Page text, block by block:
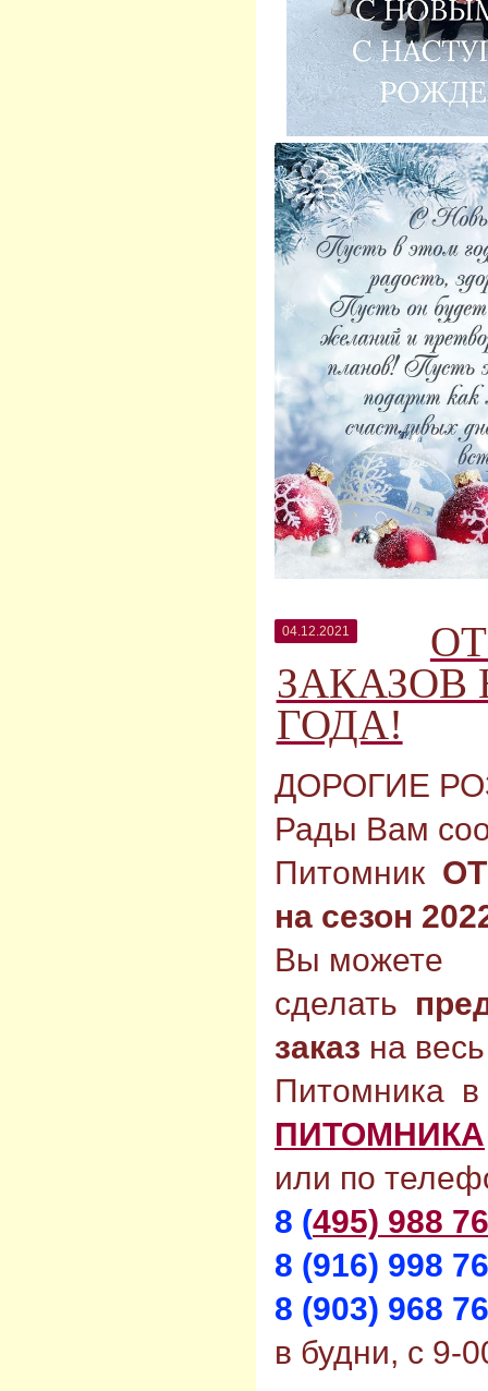
04.12.2021
ЗАКАЗОВ
ГОДА!
ДОРОГИЕ
Рады Вам
Питомник
на сезон
Вы можете
сделать
заказ на
Питомника
ПИТОМНИКА
или по
8 (495) 988
8 (916) 998
8 (903) 968
в будни, с 9-